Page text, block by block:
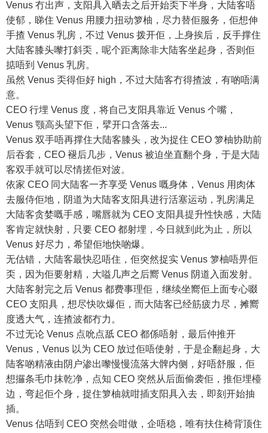
Venus 冇出声，支阳具入晒去之后开始奀下半身，大陆客唔
使郁，睇住 Venus 用腰力扭动箩柚，尽力替佢服务，佢想伸
手揸 Venus 乳房，不过 Venus 拨开佢，上身挨后，反手撑住
大陆客膝头嚟打斜奀，呢个距离除非大陆客坐起身，否则佢
掂唔到 Venus 乳房。
虽然 Venus 奀得佢好 high，不过大陆客冇得揸波，有啲唔满
意。
CEO 行埋 Venus 度，将自己支阳具靠近 Venus 个嘴，
Venus 颚高头望下佢，擘开口含落去...
Venus 双手唔再撑住大陆客膝头，改为捉住 CEO 箩柚协助前
后吞套，CEO 褪后几步，Venus 被迫坐直翻个身，于是大陆
客双手就可以尽情搓佢对波。
依家 CEO 同大陆客一齐享受 Venus 嘅身体，Venus 用肉体
去服侍佢地，阴道为大陆客支阳具进行活塞运动，乳房满足
大陆客贪婪嘅手感，嘴唇就为 CEO 支阳具提升性快感，大陆
客肯定就快射，只要 CEO 都射埋，今日就到此为止，所以
Venus 好尽力，希望佢地快啲爆。
无估错，大陆客最快忍唔住，佢突然捉实 Venus 箩柚唔畀佢
奀，因为佢要射精，大嗌几声之后嚮 Venus 阴道入面发射。
大陆客射完之后 Venus 都费事理佢，继续坐嚮佢上面专心啜
CEO 支阳具，想尽快吹爆佢，而大陆客已经筋疲力尽，摊嚮
度透大气，连揸波都冇力。
不过无论 Venus 点吮点舐 CEO 都係唔射，最后仲推开
Venus，Venus 以为 CEO 放过佢唔使射，于是企翻起身，大
陆客啲精液由阴户渗出嚟慢慢流落大髀内侧，好唔舒服，佢
想攞条毛巾抹乾净，点知 CEO 突然从后面偷袭佢，推佢埋檯
边，弯起佢个身，捉住箩柚就咁插支阳具入去，即刻开始抽
插。
Venus 估唔到 CEO 突然会咁做，企唔稳，唯有扶住椅背顶住